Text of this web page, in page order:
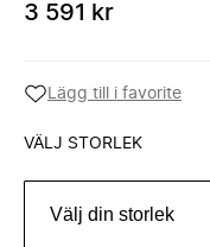
3 591 kr
Lägg till i favorite
VÄLJ STORLEK
Välj din storlek